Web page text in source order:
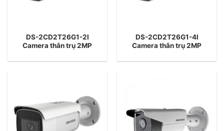
DS-2CD2T26G1-2I
Camera thân trụ 2MP
DS-2CD2T26G1-4I
Camera thân trụ 2MP